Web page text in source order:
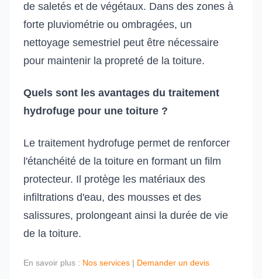
de saletés et de végétaux. Dans des zones à
forte pluviométrie ou ombragées, un
nettoyage semestriel peut être nécessaire
pour maintenir la propreté de la toiture.
Quels sont les avantages du traitement
hydrofuge pour une toiture ?
Le traitement hydrofuge permet de renforcer
l'étanchéité de la toiture en formant un film
protecteur. Il protège les matériaux des
infiltrations d'eau, des mousses et des
salissures, prolongeant ainsi la durée de vie
de la toiture.
En savoir plus : Nos services | Demander un devis